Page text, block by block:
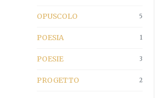
OPUSCOLO 5
POESIA 1
POESIE 3
PROGETTO 2